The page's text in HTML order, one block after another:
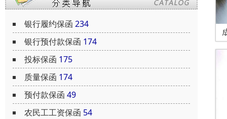
银行履约保函 234
银行预付款保函 174
投标保函 175
质量保函 174
预付款保函 49
农民工工资保函 54